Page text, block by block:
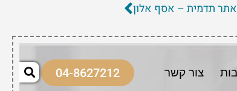
אתר תדמית – אסף אלון